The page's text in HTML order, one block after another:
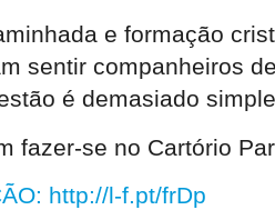
e formação
sentir companheiros
é demasiado
fazer-se no Cartório
: http://l-f.pt/frDp